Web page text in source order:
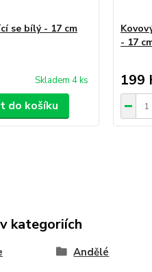
se bílý - 17 cm
Skladem 4 ks
do košíku
- 17
199
kategoriích
Andělé